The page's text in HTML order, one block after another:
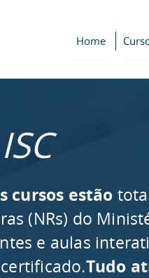
Home
ISC
cursos estão
(NRs) do
e aulas
Tudo